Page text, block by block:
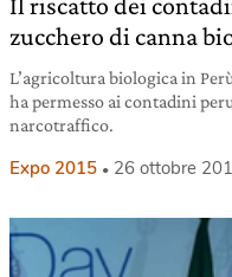
zucchero di canna
L’agricoltura biologica in
ha permesso ai contadini
narcotraffico.
Expo 2015 26 ottobre